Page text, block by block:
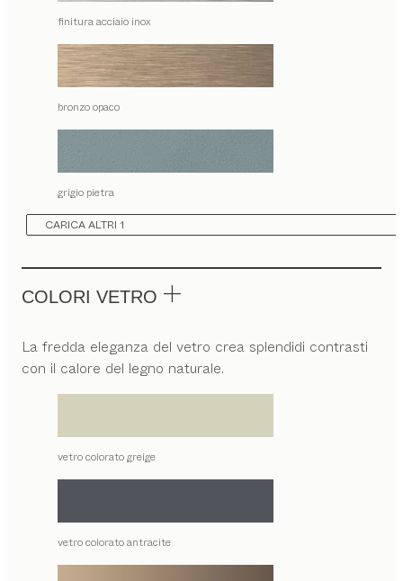
finitura acciaio inox
bronzo opaco
grigio pietra
CARICA ALTRI 1
COLORI VETRO
La fredda eleganza del vetro crea splendidi contrasti
con il calore del legno naturale.
vetro colorato greige
vetro colorato antracite